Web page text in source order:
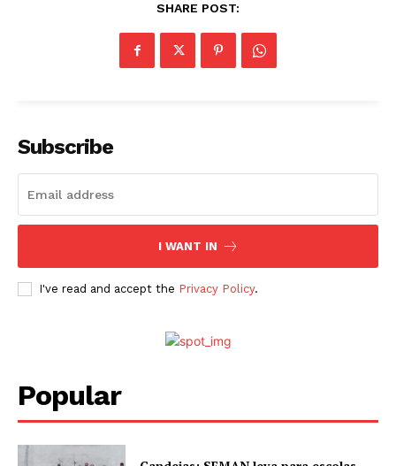
SHARE POST:
Subscribe
I WANT IN
I've read and accept the Privacy Policy.
Popular